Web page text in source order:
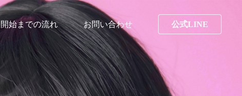
開始までの流れ お問い合わせ 公式LINE